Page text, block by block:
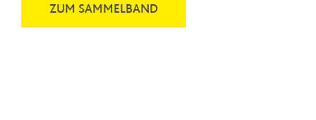
ZUM SAMMELBAND